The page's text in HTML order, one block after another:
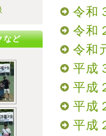
など
令和
令和
令和
平成
平成
平成
平成